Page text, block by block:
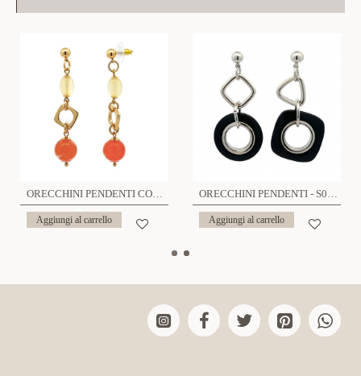
ORECCHINI PENDENTI CON PIETRE NATURALI - S011877R
Aggiungi al carrello
ORECCHINI PENDENTI - S012999R
Aggiungi al carrello